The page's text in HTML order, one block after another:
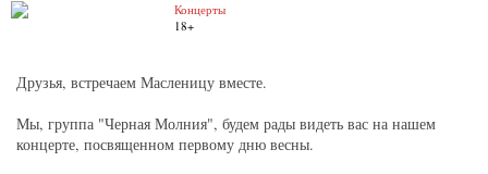
Концерты
18+
Друзья, встречаем Масленицу вместе.
Мы, группа "Черная Молния", будем рады видеть вас на нашем
концерте, посвященном первому дню весны.